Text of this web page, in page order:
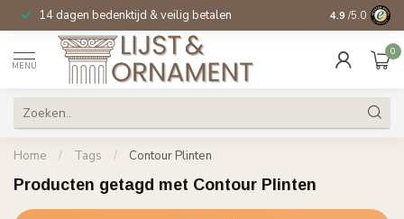
14 dagen bedenktijd & veilig betalen Specialist in
4.9 /5.0
MENU
0
Home / Tags / Contour Plinten
Producten getagd met Contour Plinten